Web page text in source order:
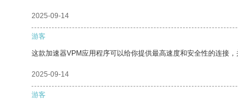
2025-09-14
游客
这款加速器VPM应用程序可以给你提供最高速度和安全性的连接，
2025-09-14
游客